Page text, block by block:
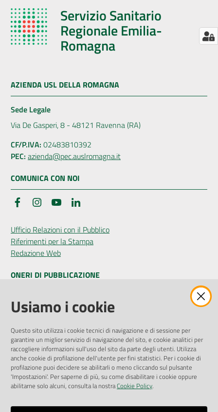
Servizio Sanitario
Regionale Emilia-
Romagna
AZIENDA USL DELLA ROMAGNA
Sede Legale
Via De Gasperi, 8 - 48121 Ravenna (RA)
CF/P.IVA: 02483810392
PEC: azienda@pec.auslromagna.it
COMUNICA CON NOI
FacebookInstagramYouTube
Ufficio Relazioni con il Pubblico
Riferimenti per la Stampa
Redazione Web
ONERI DI PUBBLICAZIONE
Amministrazione Trasparente
Pubblicità legale
Privacy Policy
Attuazione Misure PNRR
Liste di Attesa
ENTI, IMPRESE E PARTNER
Fatturazione Elettronica
Usiamo i cookie
Questo sito utilizza i cookie tecnici di navigazione e di sessione per
garantire un miglior servizio di navigazione del sito, e cookie analitici per
raccogliere informazioni sull'uso del sito da parte degli utenti. Utilizza
anche cookie di profilazione dell'utente per fini statistici. Per i cookie di
profilazione puoi decidere se abilitarli o meno cliccando sul pulsante
'Impostazioni'. Per saperne di più, su come disabilitare i cookie oppure
abilitarne solo alcuni, consulta la nostraCookie Policy.